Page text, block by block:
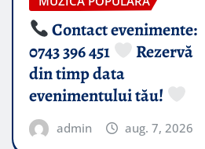
Contact evenimente:
0743 396 451
Rezervă
din timp data
evenimentului tău!
admin aug. 7, 2026